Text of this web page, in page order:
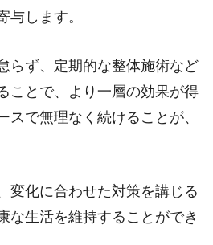
与します。
らず、定期的な整体施術など
ことで、より一層の効果が得
スで無理なく続けることが、
変化に合わせた対策を講じる
な生活を維持することができ